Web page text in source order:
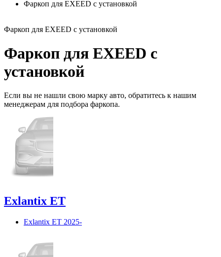
Фаркоп для EXEED с установкой
Фаркоп для EXEED с установкой
Фаркоп для EXEED с
установкой
Если вы не нашли свою марку авто, обратитесь к нашим
менеджерам для подбора фаркопа.
Exlantix ET
Exlantix ET 2025-